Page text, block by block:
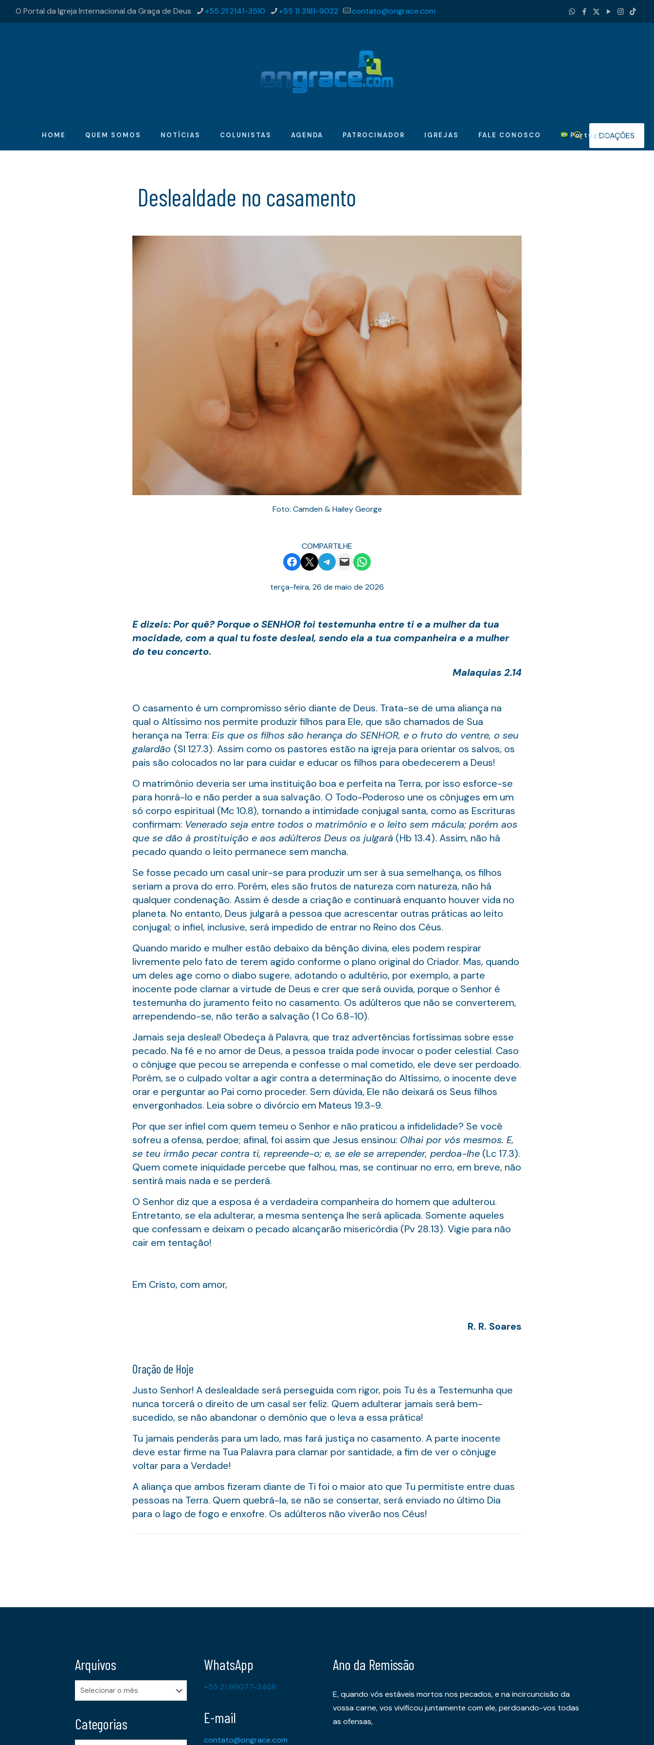
O Portal da Igreja Internacional da Graça de Deus +55 21 2141-3510 +55 11 3181-9022 contato@ongrace.com
HOME QUEM SOMOS NOTÍCIAS COLUNISTAS AGENDA PATROCINADOR IGREJAS FALE CONOSCO PortuguêsDOAÇÕES
Deslealdade no casamento
Foto: Camden & Hailey George
COMPARTILHE
Share on Facebook
Email this PageShare on Telegram
Email this PageShare on WhatsApp
terça-feira, 26 de maio de 2026
E dizeis: Por quê? Porque o SENHOR foi testemunha entre ti e a mulher da tua
mocidade, com a qual tu foste desleal, sendo ela a tua companheira e a mulher
do teu concerto.
Malaquias 2.14
O casamento é um compromisso sério diante de Deus. Trata-se de uma aliança na
qual o Altíssimo nos permite produzir filhos para Ele, que são chamados de Sua
herança na Terra: Eis que os filhos são herança do SENHOR, e o fruto do ventre, o seu
galardão (Sl 127.3). Assim como os pastores estão na igreja para orientar os salvos, os
pais são colocados no lar para cuidar e educar os filhos para obedecerem a Deus!
O matrimônio deveria ser uma instituição boa e perfeita na Terra, por isso esforce-se
para honrá-lo e não perder a sua salvação. O Todo-Poderoso une os cônjuges em um
só corpo espiritual (Mc 10.8), tornando a intimidade conjugal santa, como as Escrituras
confirmam: Venerado seja entre todos o matrimônio e o leito sem mácula; porém aos
que se dão à prostituição e aos adúlteros Deus os julgará (Hb 13.4). Assim, não há
pecado quando o leito permanece sem mancha.
Se fosse pecado um casal unir-se para produzir um ser à sua semelhança, os filhos
seriam a prova do erro. Porém, eles são frutos de natureza com natureza, não há
qualquer condenação. Assim é desde a criação e continuará enquanto houver vida no
planeta. No entanto, Deus julgará a pessoa que acrescentar outras práticas ao leito
conjugal; o infiel, inclusive, será impedido de entrar no Reino dos Céus.
Quando marido e mulher estão debaixo da bênção divina, eles podem respirar
livremente pelo fato de terem agido conforme o plano original do Criador. Mas, quando
um deles age como o diabo sugere, adotando o adultério, por exemplo, a parte
inocente pode clamar a virtude de Deus e crer que será ouvida, porque o Senhor é
testemunha do juramento feito no casamento. Os adúlteros que não se converterem,
arrependendo-se, não terão a salvação (1 Co 6.8-10).
Jamais seja desleal! Obedeça à Palavra, que traz advertências fortíssimas sobre esse
pecado. Na fé e no amor de Deus, a pessoa traída pode invocar o poder celestial. Caso
o cônjuge que pecou se arrependa e confesse o mal cometido, ele deve ser perdoado.
Porém, se o culpado voltar a agir contra a determinação do Altíssimo, o inocente deve
orar e perguntar ao Pai como proceder. Sem dúvida, Ele não deixará os Seus filhos
envergonhados. Leia sobre o divórcio em Mateus 19.3-9.
Por que ser infiel com quem temeu o Senhor e não praticou a infidelidade? Se você
sofreu a ofensa, perdoe; afinal, foi assim que Jesus ensinou: Olhai por vós mesmos. E,
se teu irmão pecar contra ti, repreende-o; e, se ele se arrepender, perdoa-lhe (Lc 17.3).
Quem comete iniquidade percebe que falhou, mas, se continuar no erro, em breve, não
sentirá mais nada e se perderá.
O Senhor diz que a esposa é a verdadeira companheira do homem que adulterou.
Entretanto, se ela adulterar, a mesma sentença lhe será aplicada. Somente aqueles
que confessam e deixam o pecado alcançarão misericórdia (Pv 28.13). Vigie para não
cair em tentação!
Em Cristo, com amor,
R. R. Soares
Oração de Hoje
Justo Senhor! A deslealdade será perseguida com rigor, pois Tu és a Testemunha que
nunca torcerá o direito de um casal ser feliz. Quem adulterar jamais será bem-
sucedido, se não abandonar o demônio que o leva a essa prática!
Tu jamais penderás para um lado, mas fará justiça no casamento. A parte inocente
deve estar firme na Tua Palavra para clamar por santidade, a fim de ver o cônjuge
voltar para a Verdade!
A aliança que ambos fizeram diante de Ti foi o maior ato que Tu permitiste entre duas
pessoas na Terra. Quem quebrá-la, se não se consertar, será enviado no último Dia
para o lago de fogo e enxofre. Os adúlteros não viverão nos Céus!
Arquivos
Arquivos
Categorias
WhatsApp
+55 21 99077-3468
E-mail
contato@ongrace.com
Ano da Remissão
E, quando vós estáveis mortos nos pecados, e na incircuncisão da
vossa carne, vos vivificou juntamente com ele, perdoando-vos todas
as ofensas,